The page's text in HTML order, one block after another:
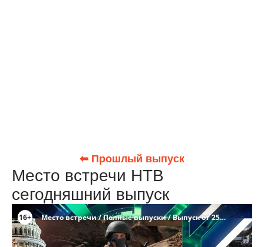
⬅ Прошлый выпуск
Место встречи НТВ
сегодняшний выпуск